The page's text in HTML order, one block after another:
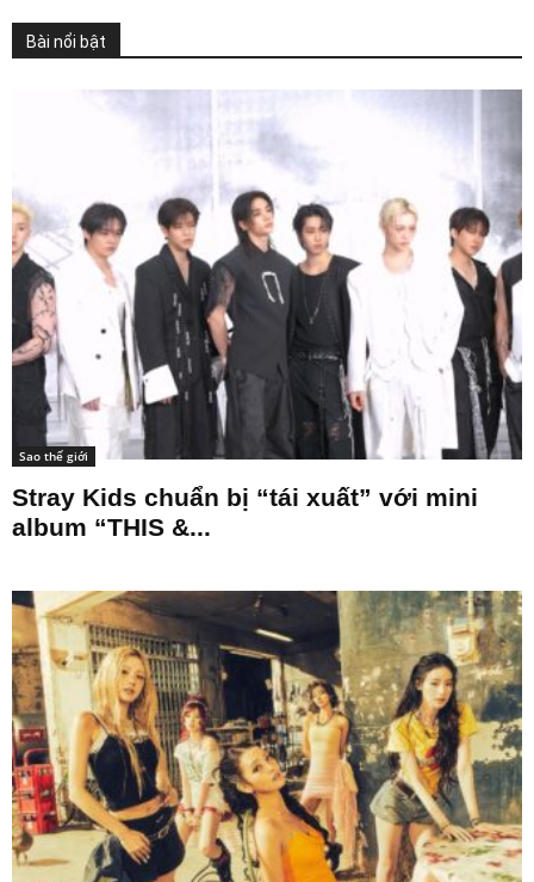
Bài nổi bật
Sao thế giới
Stray Kids chuẩn bị “tái xuất” với mini
album “THIS &...